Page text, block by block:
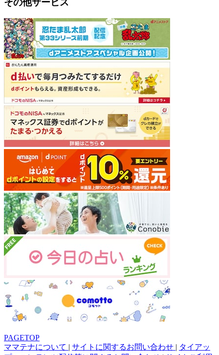
その他サービス
PAGETOP
ママテナについて | サイトに関するお問い合わせ | タイアッ